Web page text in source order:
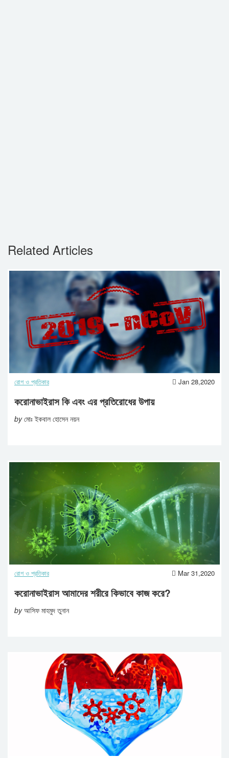
Related Articles
রোগ ও প্রতিকার Jan 28,2020
করোনাভাইরাস কি এবং এর প্রতিরোধের উপায়
byমোঃ ইকবাল হোসেন নয়ন
রোগ ও প্রতিকার Mar 31,2020
করোনাভাইরাস আমাদের শরীরে কিভাবে কাজ করে?
byআসিফ মাহমুদ তুনান